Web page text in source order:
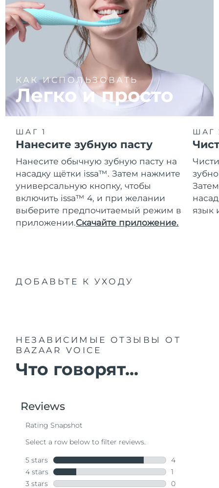
КАК ИСПОЛЬЗОВАТЬ
Легко и просто
ШАГ 1
Нанесите зубную пасту
Нанесите обычную зубную пасту на
насадку щётки issa™. Затем нажмите
универсальную кнопку, чтобы
включить issa™ 4, и при желании
выберите предпочитаемый режим в
приложении.Скачайте приложение.
ШАГ
язык
ДОБАВЬТЕ К УХОДУ
НЕЗАВИСИМЫЕ ОТЗЫВЫ
ОТ
BAZAAR VOICE
Что говорят...